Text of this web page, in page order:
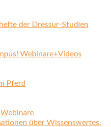
der Dressur-Studien
Webinare+Videos
Pferd
über Wissenswertes.